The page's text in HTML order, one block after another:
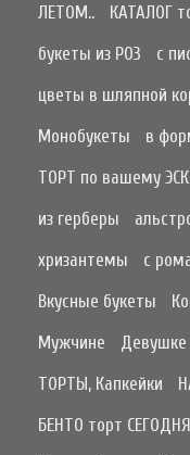
ЛЕТОМ.. КАТАЛОГ
букеты из РОЗ
с
цветы в шляпной
Монобукеты
в
ТОРТ по вашему
из герберы
хризантемы
с
Вкусные букеты
Мужчине
Девушке
ТОРТЫ, Капкейки
БЕНТО торт